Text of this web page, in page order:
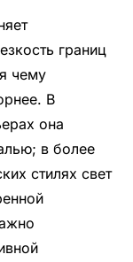
границ
чему
В
она
в более
стилях свет